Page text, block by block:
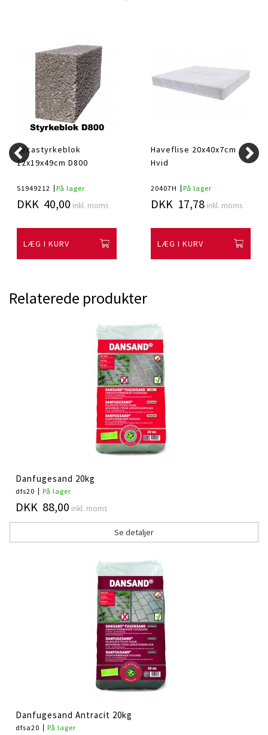
Lecastyrkeblok
12x19x49cm D800
S1949212 På lager
DKK 40,00 inkl. moms
LÆG I KURV
Haveflise 20x40x7cm
Hvid
20407H På lager
DKK 17,78 inkl. moms
LÆG I KURV
Relaterede produkter
Danfugesand 20kg
dfs20 På lager
DKK 88,00 inkl. moms
Se detaljer
Danfugesand Antracit 20kg
dfsa20 På lager